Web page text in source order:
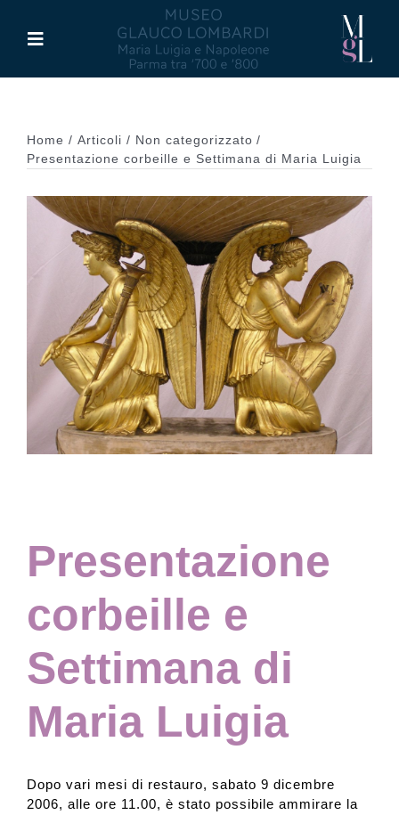
contenuto
Toggle
Maria Luigia d’Asburgo
Glauco Lombardi
Palazzo di Riserva
Attività
Pubblicazioni
Collezione
Accessibilità
Dona
Cerca
Home Articoli
Non categorizzato
Presentazione corbeille e Settimana di Maria Luigia
Presentazione
corbeille e
Settimana di
Maria Luigia
Dopo vari mesi di restauro, sabato 9 dicembre
2006, alle ore 11.00, è stato possibile ammirare la